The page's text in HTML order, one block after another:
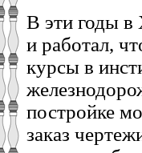
В эти годы в
и работал,
курсы в
постройке
заказ